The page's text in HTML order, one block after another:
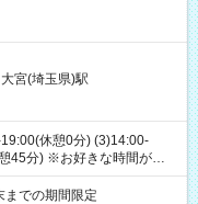
大宮(埼玉県)駅
休憩0分) (3)14:00-
45分) ※お好きな時間が選べ
までの期間限定